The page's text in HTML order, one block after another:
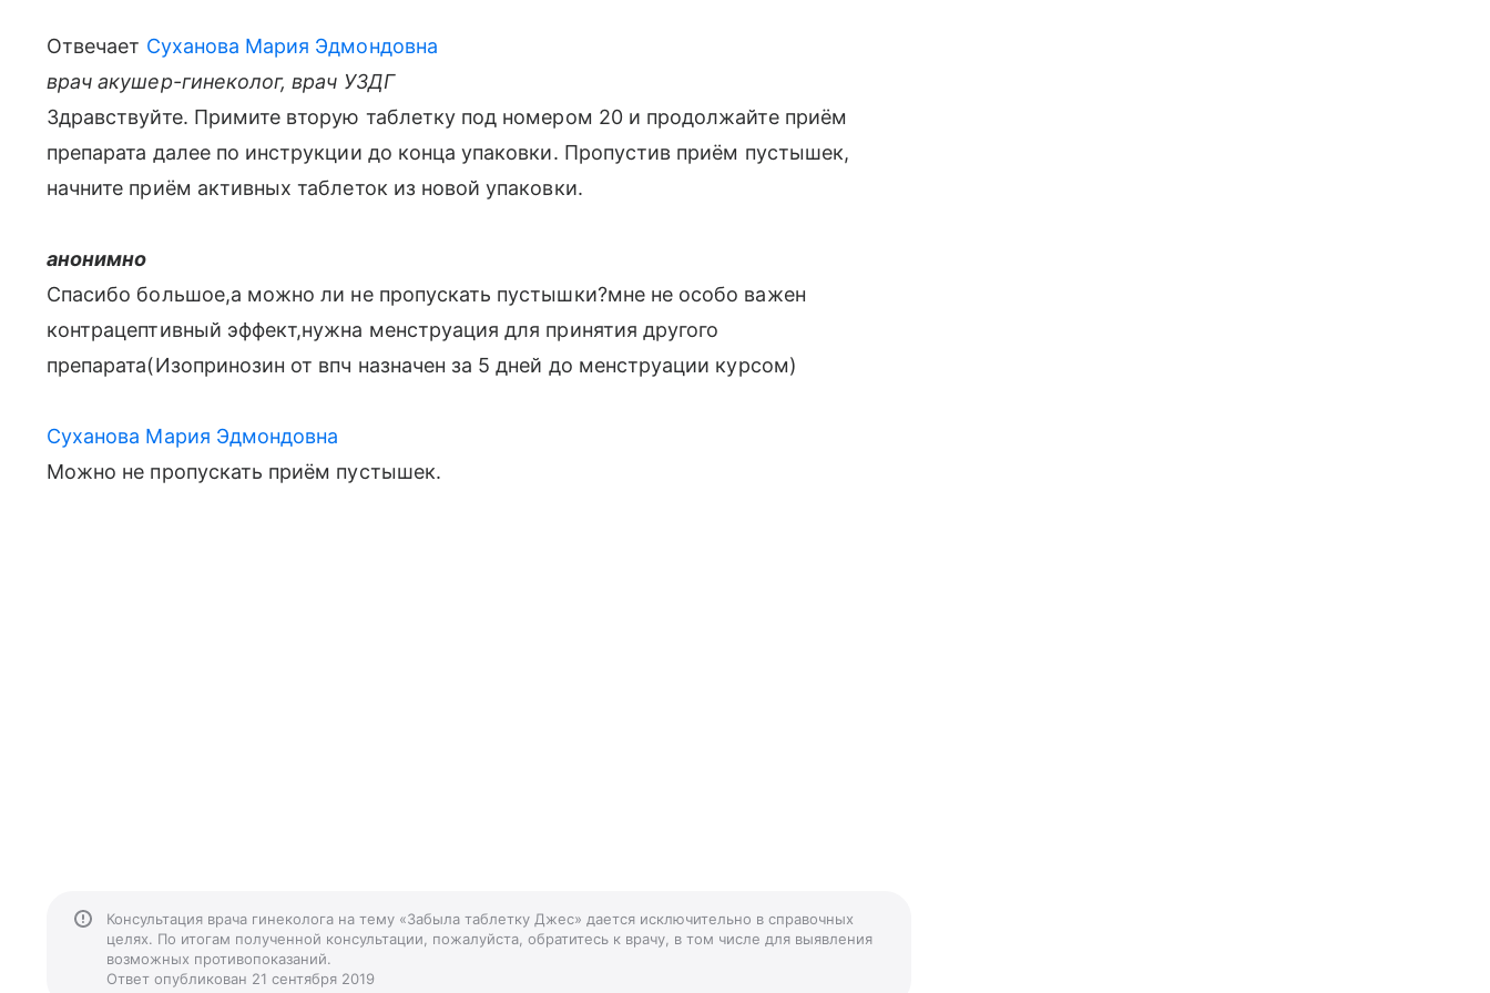
Отвечает Суханова Мария Эдмондовна
врач акушер-гинеколог, врач УЗДГ
Здравствуйте. Примите вторую таблетку под номером 20 и продолжайте приём
препарата далее по инструкции до конца упаковки. Пропустив приём пустышек,
начните приём активных таблеток из новой упаковки.
анонимно
Спасибо большое,а можно ли не пропускать пустышки?мне не особо важен
контрацептивный эффект,нужна менструация для принятия другого
препарата(Изопринозин от впч назначен за 5 дней до менструации курсом)
Суханова Мария Эдмондовна
Можно не пропускать приём пустышек.
Консультация врача гинеколога на тему «Забыла таблетку Джес» дается исключительно в справочных
целях. По итогам полученной консультации, пожалуйста, обратитесь к врачу, в том числе для выявления
возможных противопоказаний.
Ответ опубликован 21 сентября 2019